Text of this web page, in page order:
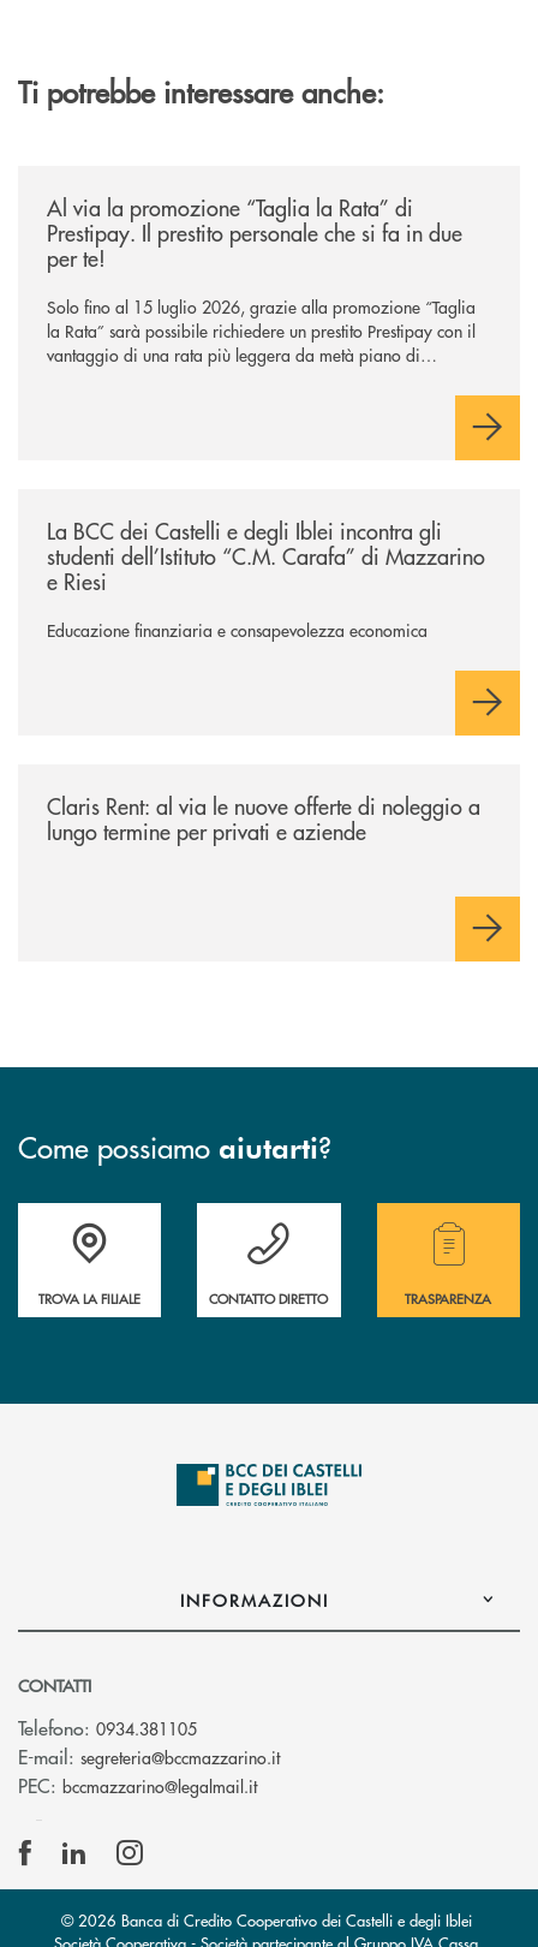
Ti potrebbe interessare anche:
Al via la promozione “Taglia la Rata” di
Prestipay. Il prestito personale che si fa in due
per te!
Solo fino al 15 luglio 2026, grazie alla promozione “Taglia
la Rata” sarà possibile richiedere un prestito Prestipay con il
vantaggio di una rata più leggera da metà piano di
La BCC dei Castelli e degli Iblei incontra gli
studenti dell’Istituto “C.M. Carafa” di Mazzarino
e Riesi
Educazione finanziaria e consapevolezza economica
Claris Rent: al via le nuove offerte di noleggio a
lungo termine per privati e aziende
Come possiamo aiutarti?
Accedi all' elenco completo delle filiali .
TROVA LA FILIALE
Hai bisogno di assistenza immediata?
CONTATTO DIRETTO
Hai bisogno di
TRASPARENZA
INFORMAZIONI
CONTATTI
Telefono: 0934.381105
E-mail: segreteria@bccmazzarino.it(si apre l’app di posta
PEC: bccmazzarino@legalmail.it(si apre l’app di posta elettronica)
© 2026 Banca di Credito Cooperativo dei Castelli e degli Iblei
Società Cooperativa - Società partecipante al Gruppo IVA Cassa